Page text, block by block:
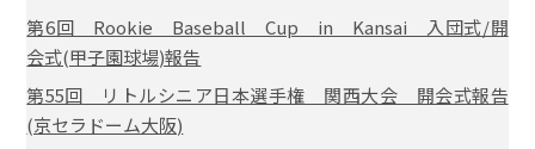
第6回 Rookie Baseball Cup in Kansai 入団式/開
会式(甲子園球場)報告
第55回 リトルシニア日本選手権 関西大会 開会式報告
(京セラドーム大阪)